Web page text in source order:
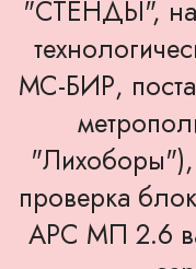
"СТЕНДЫ", на
МС-БИР,
"Лихоборы"),
проверка
АРС МП 2.6